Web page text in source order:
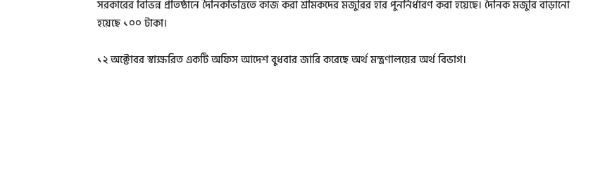
সরকারের বিভিন্ন প্রতিষ্ঠানে দৈনিকভিত্তিতে কাজ করা শ্রমিকদের মজুরির হার পুনর্নির্ধারণ করা হয়েছে। দৈনিক মজুরি বাড়ানো
হয়েছে ১০০ টাকা।
১২ অক্টোবর স্বাক্ষরিত একটি অফিস আদেশ বুধবার জারি করেছে অর্থ মন্ত্রণালয়ের অর্থ বিভাগ।